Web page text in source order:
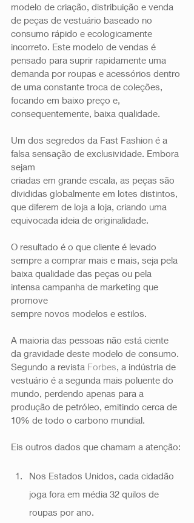
modelo de criação, distribuição e venda
de peças de vestuário baseado no
consumo rápido e ecologicamente
incorreto. Este modelo de vendas é
pensado para suprir rapidamente uma
demanda por roupas e acessórios dentro
de uma constante troca de coleções,
focando em baixo preço e,
consequentemente, baixa qualidade.
Um dos segredos da Fast Fashion é a
falsa sensação de exclusividade. Embora
sejam
criadas em grande escala, as peças são
divididas globalmente em lotes distintos,
que diferem de loja a loja, criando uma
equivocada ideia de originalidade.
O resultado é o que cliente é levado
sempre a comprar mais e mais, seja pela
baixa qualidade das peças ou pela
intensa campanha de marketing que
promove
sempre novos modelos e estilos.
A maioria das pessoas não está ciente
da gravidade deste modelo de consumo.
Segundo a revista Forbes, a indústria de
vestuário é a segunda mais poluente do
mundo, perdendo apenas para a
produção de petróleo, emitindo cerca de
10% de todo o carbono mundial.
Eis outros dados que chamam a atenção:
Nos Estados Unidos, cada cidadão
joga fora em média 32 quilos de
roupas por ano.